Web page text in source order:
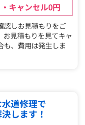
キャンセル0円
認しお見積もりをご
お見積もりを見てキャ
も、費用は発生しま
道修理で
します！